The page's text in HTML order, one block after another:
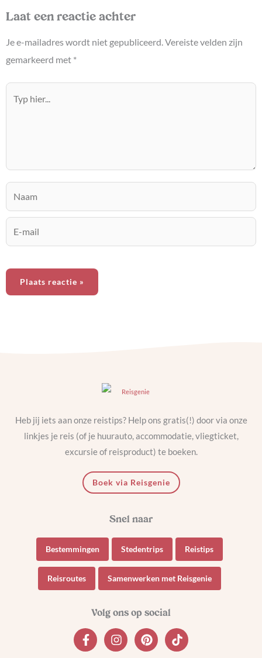
Laat een reactie achter
Je e-mailadres wordt niet gepubliceerd. Vereiste velden zijn
gemarkeerd met *
hier...
mail
Heb jij iets aan onze reistips? Help ons gratis(!) door via onze
linkjes je reis (of je huurauto, accommodatie, vliegticket,
excursie of reisproduct) te boeken.
Boek via Reisgenie
Bestemmingen Stedentrips Reistips
Reisroutes Samenwerken met Reisgenie